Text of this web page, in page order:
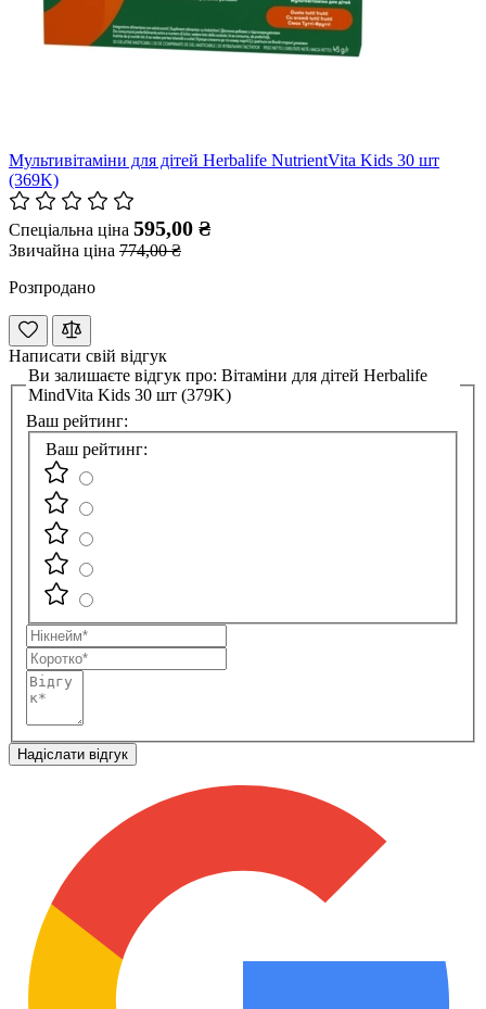
Мультивітаміни для дітей Herbalife NutrientVita Kids 30 шт
(369K)
Спеціальна ціна 595,00 ₴
Звичайна ціна 774,00 ₴
Розпродано
Написати свій відгук
Ви залишаєте відгук про: Вітаміни для дітей Herbalife
MindVita Kids 30 шт (379K)
Ваш рейтинг:
Ваш рейтинг:
Нікнейм
Коротко
Відгук
Надіслати відгук